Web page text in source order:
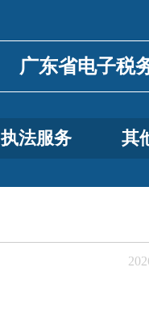
广东省电子税
执法服务 其